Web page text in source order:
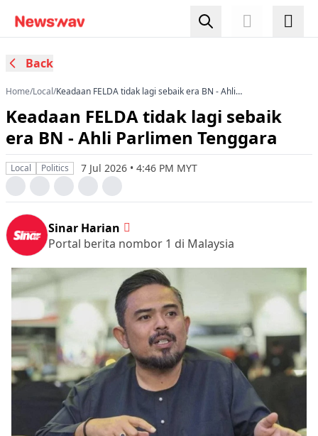
Back
Home/Local/Keadaan FELDA tidak lagi sebaik era BN - Ahli
Keadaan FELDA tidak lagi sebaik
era BN - Ahli Parlimen Tenggara
Local Politics 7 Jul 2026 • 4:46 PM MYT
Sinar Harian
Portal berita nombor 1 di Malaysia